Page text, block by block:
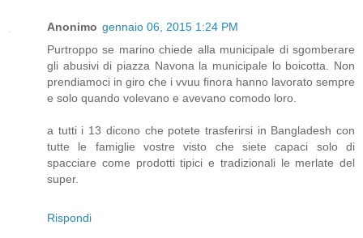
Anonimo gennaio 06, 2015 1:24 PM
Purtroppo se marino chiede alla municipale di sgomberare
gli abusivi di piazza Navona la municipale lo boicotta. Non
prendiamoci in giro che i vvuu finora hanno lavorato sempre
e solo quando volevano e avevano comodo loro.
a tutti i 13 dicono che potete trasferirsi in Bangladesh con
tutte le famiglie vostre visto che siete capaci solo di
spacciare come prodotti tipici e tradizionali le merlate del
super.
Rispondi